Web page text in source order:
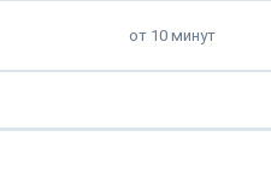
от 10 минут